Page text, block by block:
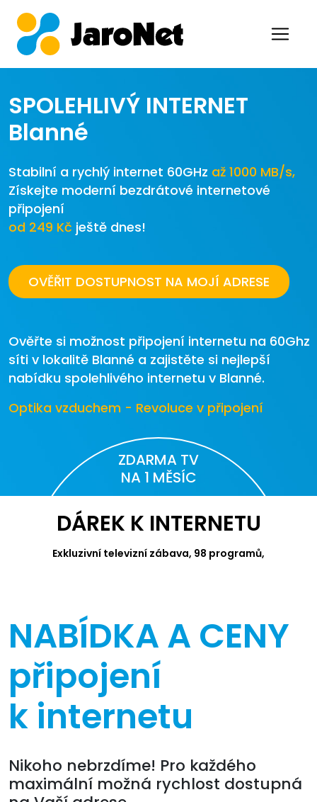
SPOLEHLIVÝ INTERNET
Blanné
Stabilní a rychlý internet 60GHz až 1000 MB/s,
Získejte moderní bezdrátové internetové
připojení
od 249 Kč ještě dnes!
OVĚŘIT DOSTUPNOST NA MOJÍ ADRESE
Ověřte si možnost připojení internetu na 60Ghz
síti v lokalitě Blanné a zajistěte si nejlepší
nabídku spolehlivého internetu v Blanné.
Optika vzduchem - Revoluce v připojení
ZDARMA TV
NA 1 MĚSÍC
DÁREK K INTERNETU
Exkluzivní televizní zábava, 98 programů,
NABÍDKA A CENY
připojení
k internetu
Nikoho nebrzdíme! Pro každého
maximální možná rychlost dostupná